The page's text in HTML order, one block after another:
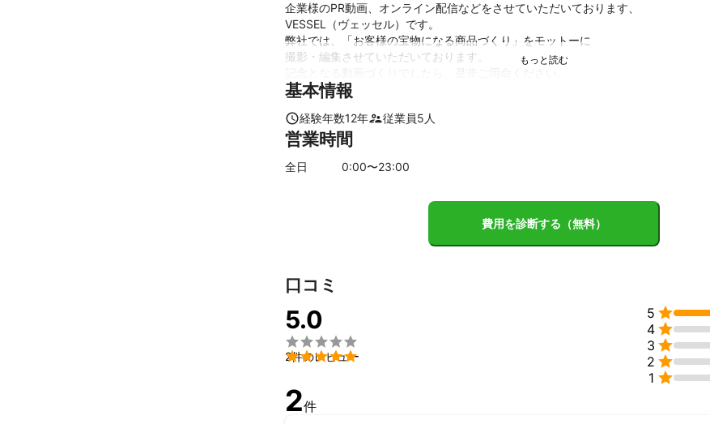
企業様のPR動画、オンライン配信などをさせていただいております、
VESSEL（ヴェッセル）です。
弊社では、「お客様の宝物になる商品づくり」をモットーに
撮影・編集させていただいております。
例
・撮影レベルをしっかりとしたい
どこまで作り込むか決めることができます。
・値段を安く、あまり手をかけず編集
お聞かせください！
これまでの実績
・結婚式
・保育園  幼稚園
運動会、発表会、卒園式など
基本情報
経験年数12年 従業員5 人
営業時間
全日 0:00〜23:00
費用を診断する（無料）
口コミ
5.0


2件のレビュー
5 
4 
3 
2 
1 
2件